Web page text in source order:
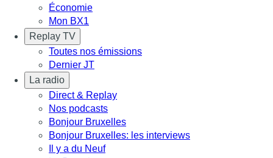
Économie
Mon BX1
Replay TV
Toutes nos émissions
Dernier JT
La radio
Direct & Replay
Nos podcasts
Bonjour Bruxelles
Bonjour Bruxelles: les interviews
Il y a du Neuf